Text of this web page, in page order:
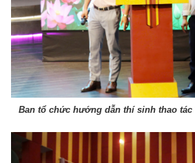
Ban tổ chức hướng dẫn thí sinh thao tác